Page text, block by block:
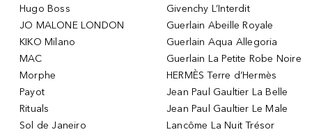
Hugo Boss
JO MALONE LONDON
KIKO Milano
MAC
Morphe
Payot
Rituals
Sol de Janeiro
Givenchy L’Interdit
Guerlain Abeille Royale
Guerlain Aqua Allegoria
Guerlain La Petite Robe Noire
HERMÈS Terre d’Hermès
Jean Paul Gaultier La Belle
Jean Paul Gaultier Le Male
Lancôme La Nuit Trésor